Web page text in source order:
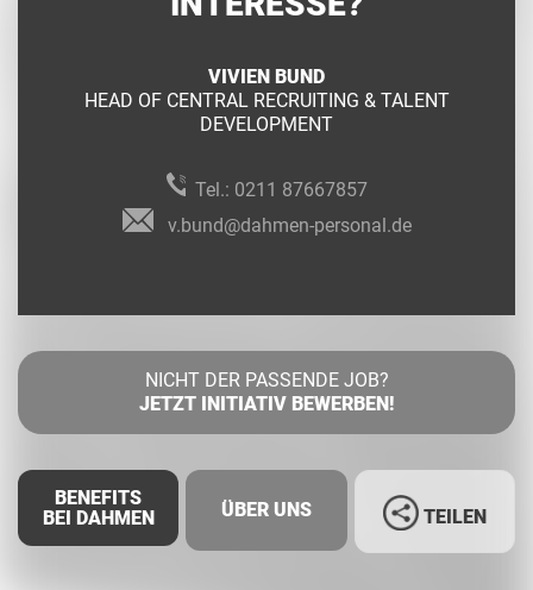
VIVIEN BUND
HEAD OF CENTRAL RECRUITING & TALENT
DEVELOPMENT
Tel.: 0211 87667857
v.bund@dahmen-personal.de
NICHT DER PASSENDE JOB?
JETZT INITIATIV BEWERBEN!
BENEFITS
BEI DAHMEN
ÜBER UNS TEILEN